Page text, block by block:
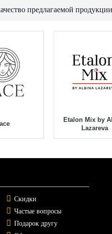
предлагаемой
Etalon Mix by
Lazareva
Скидки
Частые вопросы
Подарок другу